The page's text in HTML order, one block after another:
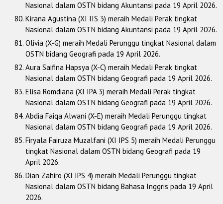
Nasional dalam OSTN bidang Akuntansi pada 19 April 2026.
Kirana Agustina (XI IIS 3) meraih Medali Perak tingkat
Nasional dalam OSTN bidang Akuntansi pada 19 April 2026.
Olivia (X-G) meraih Medali Perunggu tingkat Nasional dalam
OSTN bidang Geografi pada 19 April 2026.
Aura Saifina Hapsya (X-C) meraih Medali Perak tingkat
Nasional dalam OSTN bidang Geografi pada 19 April 2026.
Elisa Romdiana (XI IPA 3) meraih Medali Perak tingkat
Nasional dalam OSTN bidang Geografi pada 19 April 2026.
Abdia Faiqa Alwani (X-E) meraih Medali Perunggu tingkat
Nasional dalam OSTN bidang Geografi pada 19 April 2026.
Firyala Fairuza Muzalfani (XI IPS 5) meraih Medali Perunggu
tingkat Nasional dalam OSTN bidang Geografi pada 19
April 2026.
Dian Zahiro (XI IPS 4) meraih Medali Perunggu tingkat
Nasional dalam OSTN bidang Bahasa Inggris pada 19 April
2026.